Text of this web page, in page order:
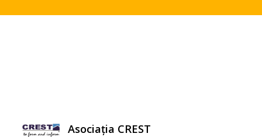
Asociația CREST